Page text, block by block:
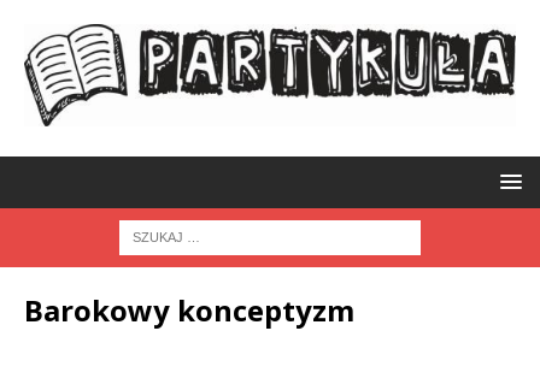
Barokowy konceptyzm